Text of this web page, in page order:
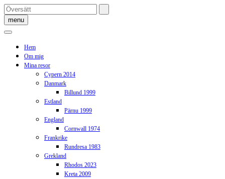
Skip
to
content
menu
Hem
Om mig
Mina resor
Cypern 2014
Danmark
Billund 1999
Estland
Pärnu 1999
England
Cornwall 1974
Frankrike
Rundresa 1983
Grekland
Rhodos 2023
Kreta 2009